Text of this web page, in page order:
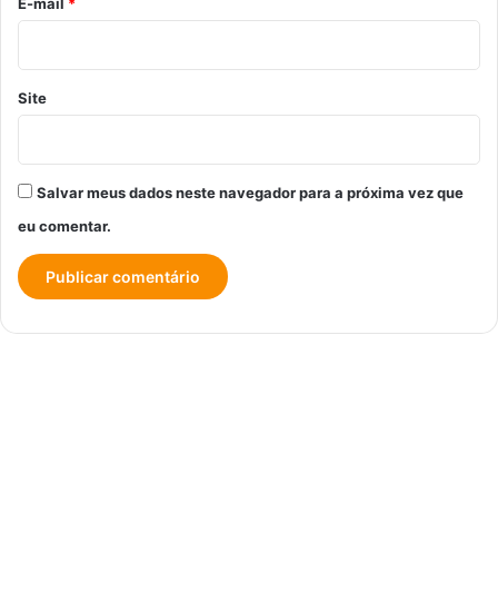
Site
Salvar meus dados neste navegador para a próxima vez que
eu comentar.